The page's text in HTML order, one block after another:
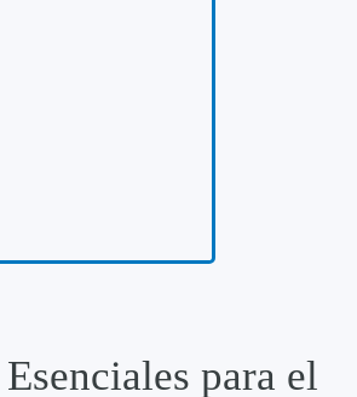
para el